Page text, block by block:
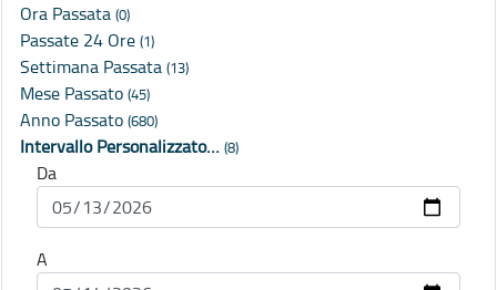
Ora Passata (0)
Passate 24 Ore (1)
Settimana Passata (13)
Mese Passato (45)
Anno Passato (680)
Intervallo Personalizzato… (8)
Da
A